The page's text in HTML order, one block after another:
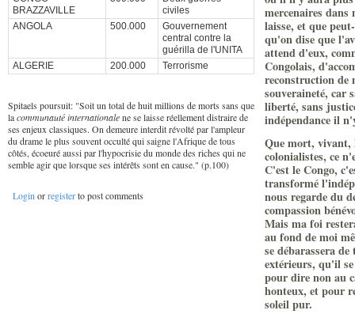
BRAZZAVILLE
civiles
ANGOLA
500.000
Gouvernement
central contre la
guérilla de l'UNITA
ALGERIE
200.000 Terrorisme
Spitaels poursuit: "Soit un total de huit millions de morts sans que
lacommunauté internationalene se laisse réellement distraire de
ses enjeux classiques. On demeure interdit révolté par l'ampleur
du drame le plus souvent occulté qui saigne l'Afrique de tous
côtés, écoeuré aussi par l'hypocrisie du monde des riches qui ne
semble agir que lorsque ses intérêts sont en cause." (p.100)
Login orregisterto post comments
mercenaires dans
laisse, et que
qu'on dise que
attend d'eux,
Congolais,
reconstruction de
souveraineté, car
liberté, sans
indépendance il
Que mort, vivant,
colonialistes, ce
C'est le Congo,
transformé
nous regarde du
compassion
Mais ma foi
au fond de moi
se débarassera
extérieurs, qu'il
pour dire non au
honteux, et pour
soleil pur.